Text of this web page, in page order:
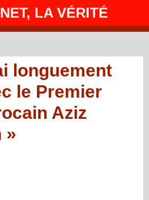
LA VÉRITÉ
longuement
le Premier
Aziz
»